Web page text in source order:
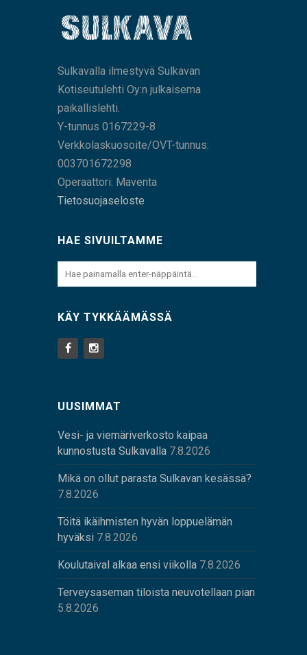
Sulkavalla ilmestyvä Sulkavan
Kotiseutulehti Oy:n julkaisema
paikallislehti.
Y-tunnus 0167229-8
Verkkolaskuosoite/OVT-tunnus:
003701672298
Operaattori: Maventa
Tietosuojaseloste
HAE SIVUILTAMME
KÄY TYKKÄÄMÄSSÄ
UUSIMMAT
Vesi- ja viemäriverkosto kaipaa
kunnostusta Sulkavalla 7.8.2026
Mikä on ollut parasta Sulkavan kesässä?
7.8.2026
Töitä ikäihmisten hyvän loppuelämän
hyväksi 7.8.2026
Koulutaival alkaa ensi viikolla 7.8.2026
Terveysaseman tiloista neuvotellaan pian
5.8.2026